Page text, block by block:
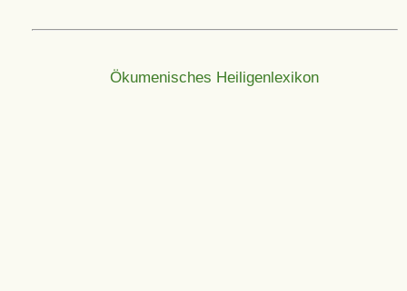
Ökumenisches Heiligenlexikon